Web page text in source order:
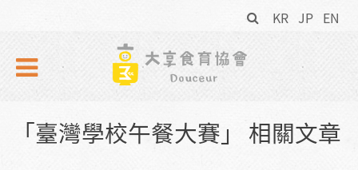
KR JP EN
搜
尋
表
「臺灣學校午餐大賽」 相關文章